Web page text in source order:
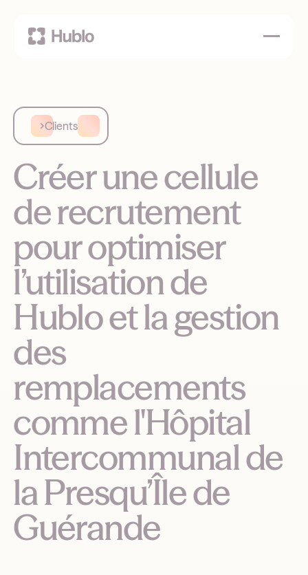
Clients
Créer une cellule
de recrutement
pour optimiser
l’utilisation de
Hublo et la gestion
des
remplacements
comme l'Hôpital
Intercommunal de
la Presqu’Île de
Guérande